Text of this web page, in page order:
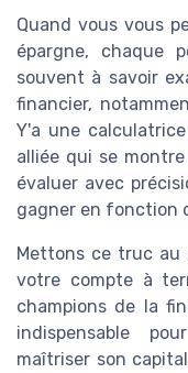
Quand vous vous
épargne, chaque
souvent à savoir
financier,
Y'a une
alliée qui se
évaluer avec
gagner en fonction
Mettons ce truc au
votre compte à
champions de la
indispensable
maîtriser son